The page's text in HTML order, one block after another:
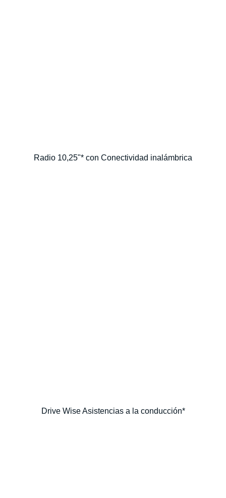
Radio 10,25"* con Conectividad inalámbrica
Drive Wise Asistencias a la conducción*